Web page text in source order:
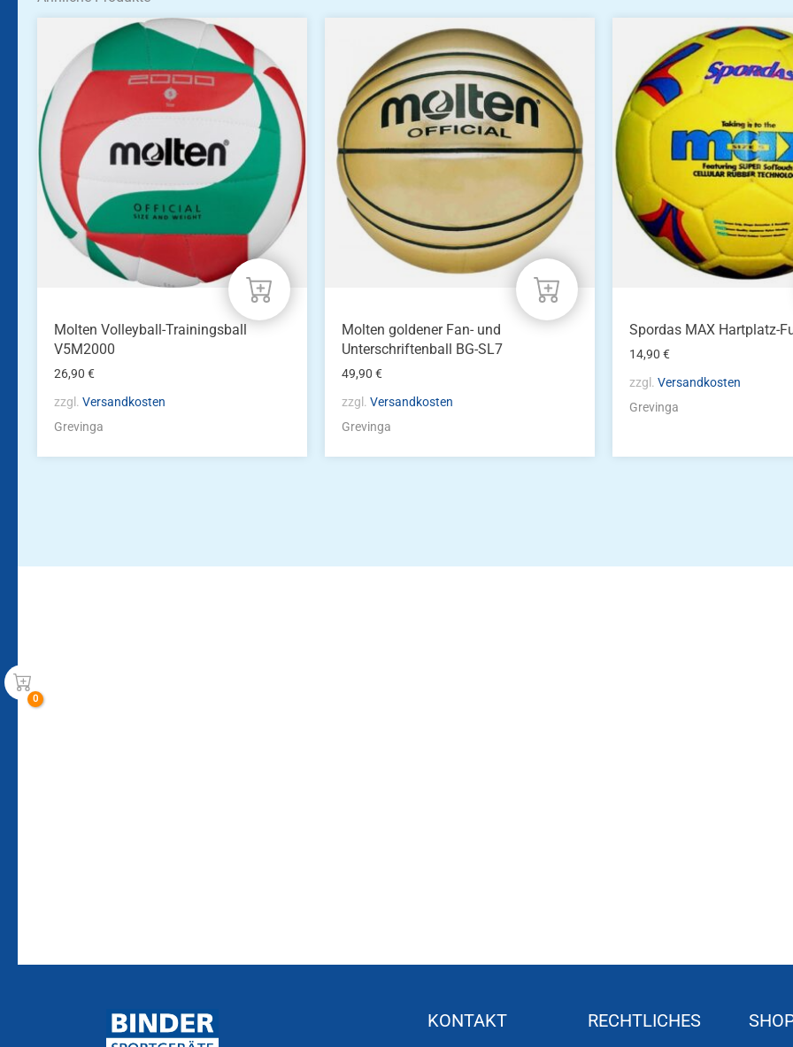
Molten Volleyball-Trainingsball
V5M2000
26,90€
zzgl.Versandkosten
Grevinga
Molten goldener Fan- und
Unterschriftenball BG-SL7
49,90€
zzgl.Versandkosten
Grevinga
Spordas MAX Hartplatz-
14,90€
zzgl.Versandkosten
Grevinga
KONTAKT RECHTLICHES